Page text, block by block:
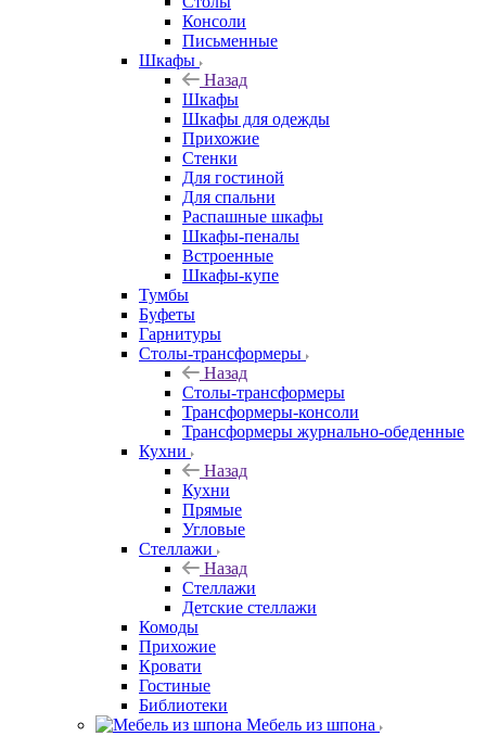
Консоли
Письменные
Шкафы
Назад
Шкафы
Шкафы для одежды
Прихожие
Стенки
Для гостиной
Для спальни
Распашные шкафы
Шкафы-пеналы
Встроенные
Шкафы-купе
Тумбы
Буфеты
Гарнитуры
Столы-трансформеры
Назад
Столы-трансформеры
Трансформеры-консоли
Трансформеры журнально-обеденные
Кухни
Назад
Кухни
Прямые
Угловые
Стеллажи
Назад
Стеллажи
Детские стеллажи
Комоды
Прихожие
Кровати
Гостиные
Библиотеки
Мебель из шпона